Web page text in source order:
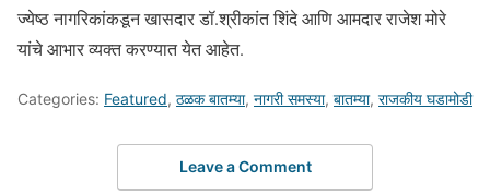
ज्येष्ठ नागरिकांकडून खासदार डॉ.श्रीकांत शिंदे आणि आमदार राजेश मोरे
यांचे आभार व्यक्त करण्यात येत आहेत.
Categories: Featured, ठळक बातम्या, नागरी समस्या, बातम्या, राजकीय घडामोडी
Leave a Comment